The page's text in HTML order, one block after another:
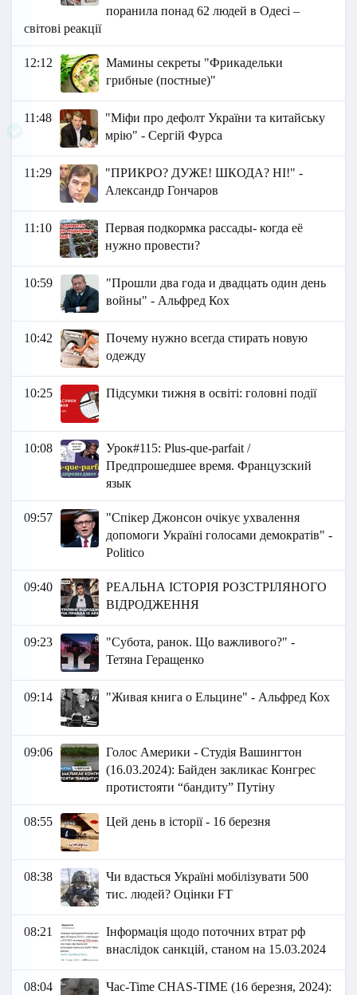
поранила понад 62 людей в Одесі –
світові реакції
12:12
Мамины секреты "Фрикадельки
грибные (постные)"
11:48
"Міфи про дефолт України та китайську
мрію" - Сергій Фурса
11:29
"ПРИКРО? ДУЖЕ! ШКОДА? НІ!" -
Александр Гончаров
11:10
Первая подкормка рассады- когда её
нужно провести?
10:59
"Прошли два года и двадцать один день
войны" - Альфред Кох
10:42
Почему нужно всегда стирать новую
одежду
10:25 Підсумки тижня в освіті: головні події
10:08
Урок#115: Plus-que-parfait /
Предпрошедшее время. Французский
язык
09:57
"Спікер Джонсон очікує ухвалення
допомоги Україні голосами демократів" -
Politico
09:40
РЕАЛЬНА ІСТОРІЯ РОЗСТРІЛЯНОГО
ВІДРОДЖЕННЯ
09:23
"Субота, ранок. Що важливого?" -
Тетяна Геращенко
09:14 "Живая книга о Ельцине" - Альфред Кох
09:06
Голос Америки - Студія Вашингтон
(16.03.2024): Байден закликає Конгрес
протистояти “бандиту” Путіну
08:55 Цей день в історії - 16 березня
08:38
Чи вдасться Україні мобілізувати 500
тис. людей? Оцінки FT
08:21
Інформація щодо поточних втрат рф
внаслідок санкцій, станом на 15.03.2024
08:04
Час-Time CHAS-TIME (16 березня, 2024):